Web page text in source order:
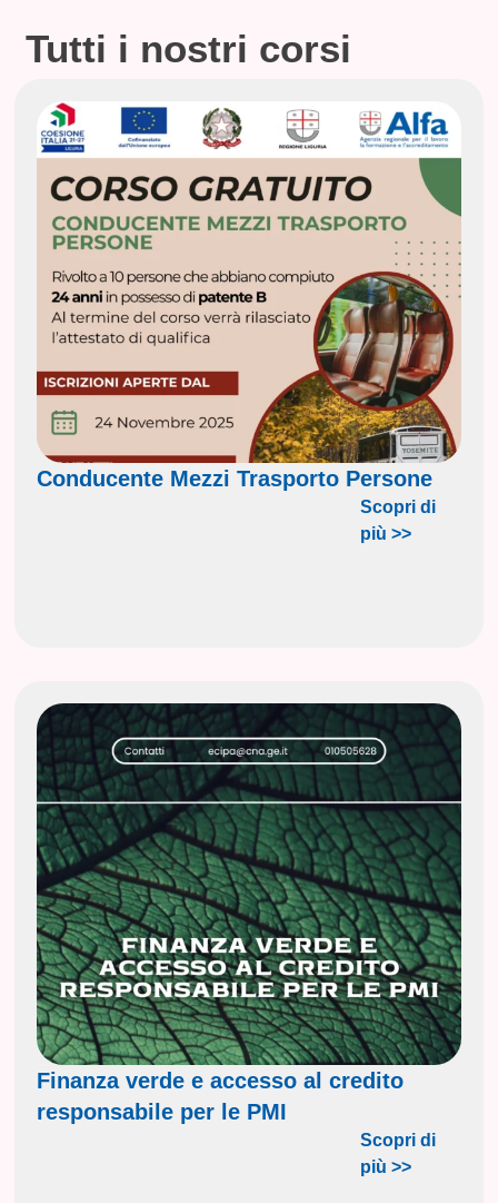
Tutti i nostri corsi
Conducente Mezzi Trasporto Persone
Scopri di
più >>
Finanza verde e accesso al credito
responsabile per le PMI
Scopri di
più >>